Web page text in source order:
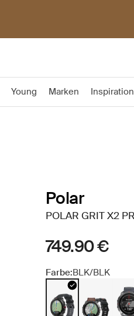
Young Marken Inspiration
Polar
POLAR GRIT X2
749.90 €
Farbe:BLK/BLK